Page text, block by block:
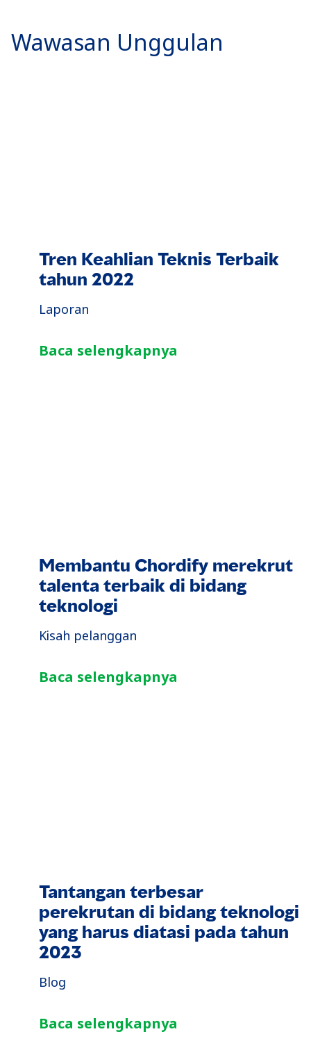
Wawasan Unggulan
Tren Keahlian Teknis Terbaik
tahun 2022
Laporan
Baca selengkapnya
Membantu Chordify merekrut
talenta terbaik di bidang
teknologi
Kisah pelanggan
Baca selengkapnya
Tantangan terbesar
perekrutan di bidang teknologi
yang harus diatasi pada tahun
2023
Blog
Baca selengkapnya